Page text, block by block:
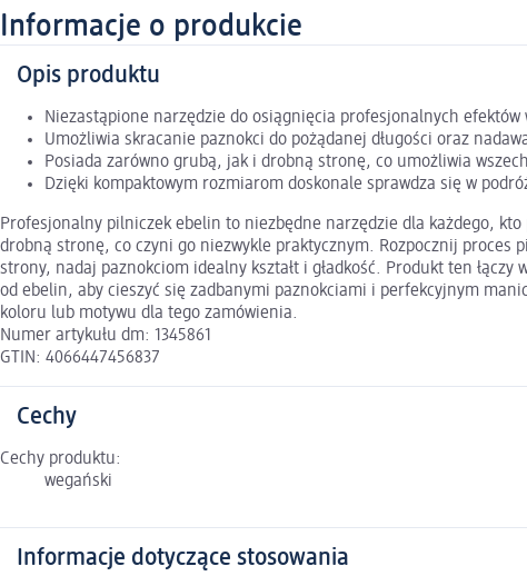
Informacje o produkcie
Opis produktu
Niezastąpione narzędzie do osiągnięcia profesjonalnych efektów
Umożliwia skracanie paznokci do pożądanej długości oraz
Posiada zarówno grubą, jak i drobną stronę, co umożliwia
Dzięki kompaktowym rozmiarom doskonale sprawdza się w
Profesjonalny pilniczek ebelin to niezbędne narzędzie dla każdego,
drobną stronę, co czyni go niezwykle praktycznym. Rozpocznij proces
strony, nadaj paznokciom idealny kształt i gładkość. Produkt ten
od ebelin, aby cieszyć się zadbanymi paznokciami i perfekcyjnym
koloru lub motywu dla tego zamówienia.
Numer artykułu dm: 1345861
GTIN: 4066447456837
Cechy
Cechy produktu:
wegański
Informacje dotyczące stosowania